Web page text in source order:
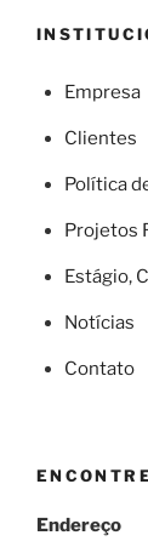
Empresa
Clientes
Política
Projetos
Estágio,
Notícias
Contato
Endereço